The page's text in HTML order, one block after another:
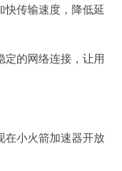
传输速度，降低延
的网络连接，让用
小火箭加速器开放